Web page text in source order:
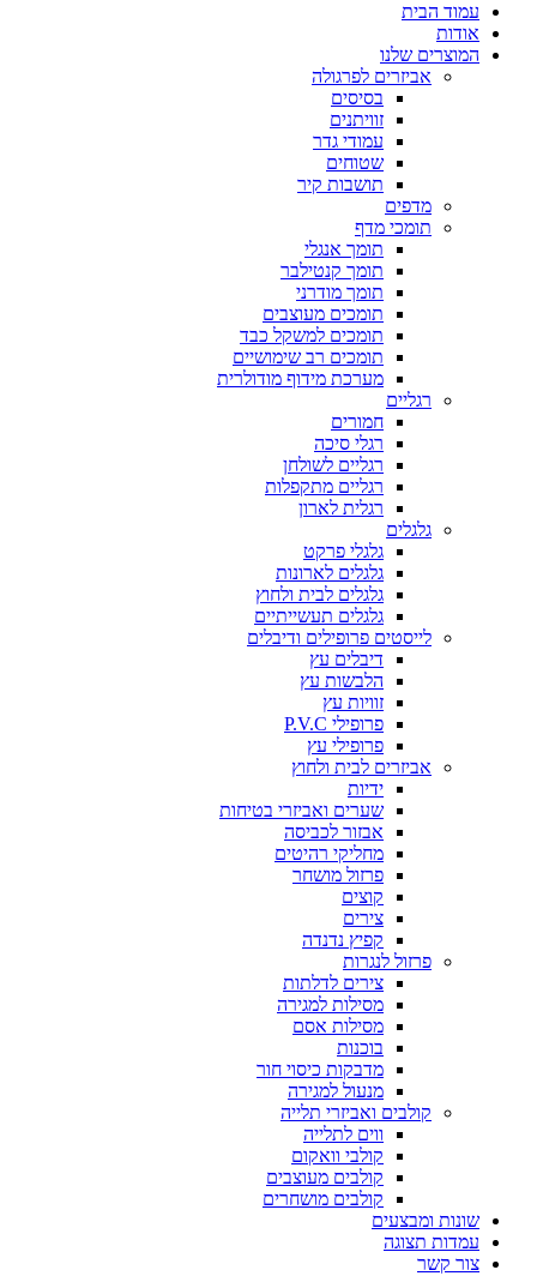
עמוד הבית
אודות
המוצרים שלנו
אביזרים לפרגולה
בסיסים
זוויתנים
עמודי גדר
שטוחים
תושבות קיר
מדפים
תומכי מדף
תומך אנגלי
תומך קנטילבר
תומך מודרני
תומכים מעוצבים
תומכים למשקל כבד
תומכים רב שימושיים
מערכת מידוף מודולרית
רגליים
חמורים
רגלי סיכה
רגליים לשולחן
רגליים מתקפלות
רגלית לארון
גלגלים
גלגלי פרקט
גלגלים לארונות
גלגלים לבית ולחוץ
גלגלים תעשייתיים
לייסטים פרופילים ודיבלים
דיבלים עץ
הלבשות עץ
זוויות עץ
פרופילי P.V.C
פרופילי עץ
אביזרים לבית ולחוץ
ידיות
שערים ואביזרי בטיחות
אבזור לכביסה
מחליקי רהיטים
פרזול מושחר
קוצים
צירים
קפיץ נדנדה
פרזול לנגרות
צירים לדלתות
מסילות למגירה
מסילות אסם
בוכנות
מדבקות כיסוי חור
מנעול למגירה
קולבים ואביזרי תלייה
ווים לתלייה
קולבי וואקום
קולבים מעוצבים
קולבים מושחרים
שונות ומבצעים
עמדות תצוגה
צור קשר